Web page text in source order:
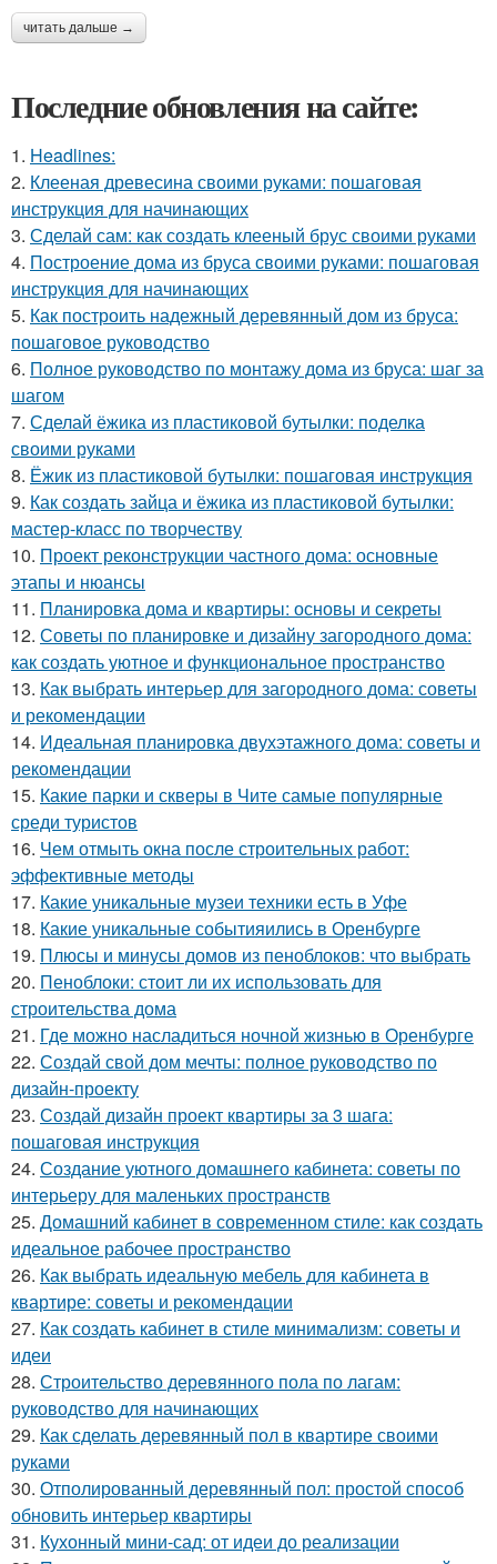
читать дальше →
Последние обновления на сайте:
1. Headlines:
2. Клееная древесина своими руками: пошаговая
инструкция для начинающих
3. Сделай сам: как создать клееный брус своими руками
4. Построение дома из бруса своими руками: пошаговая
инструкция для начинающих
5. Как построить надежный деревянный дом из бруса:
пошаговое руководство
6. Полное руководство по монтажу дома из бруса: шаг за
шагом
7. Сделай ёжика из пластиковой бутылки: поделка
своими руками
8. Ёжик из пластиковой бутылки: пошаговая инструкция
9. Как создать зайца и ёжика из пластиковой бутылки:
мастер-класс по творчеству
10. Проект реконструкции частного дома: основные
этапы и нюансы
11. Планировка дома и квартиры: основы и секреты
12. Советы по планировке и дизайну загородного дома:
как создать уютное и функциональное пространство
13. Как выбрать интерьер для загородного дома: советы
и рекомендации
14. Идеальная планировка двухэтажного дома: советы и
рекомендации
15. Какие парки и скверы в Чите самые популярные
среди туристов
16. Чем отмыть окна после строительных работ:
эффективные методы
17. Какие уникальные музеи техники есть в Уфе
18. Какие уникальные событияились в Оренбурге
19. Плюсы и минусы домов из пеноблоков: что выбрать
20. Пеноблоки: стоит ли их использовать для
строительства дома
21. Где можно насладиться ночной жизнью в Оренбурге
22. Создай свой дом мечты: полное руководство по
дизайн-проекту
23. Создай дизайн проект квартиры за 3 шага:
пошаговая инструкция
24. Создание уютного домашнего кабинета: советы по
интерьеру для маленьких пространств
25. Домашний кабинет в современном стиле: как создать
идеальное рабочее пространство
26. Как выбрать идеальную мебель для кабинета в
квартире: советы и рекомендации
27. Как создать кабинет в стиле минимализм: советы и
идеи
28. Строительство деревянного пола по лагам:
руководство для начинающих
29. Как сделать деревянный пол в квартире своими
руками
30. Отполированный деревянный пол: простой способ
обновить интерьер квартиры
31. Кухонный мини-сад: от идеи до реализации